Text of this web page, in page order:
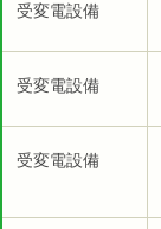
受変電設備
受変電設備
受変電設備